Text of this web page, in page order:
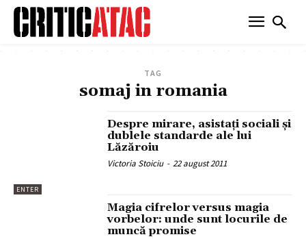
TAG
somaj in romania
ENTER
Despre mirare, asistaţi sociali şi
dublele standarde ale lui
Lăzăroiu
Victoria Stoiciu - 22 august 2011
Magia cifrelor versus magia
vorbelor: unde sunt locurile de
muncă promise